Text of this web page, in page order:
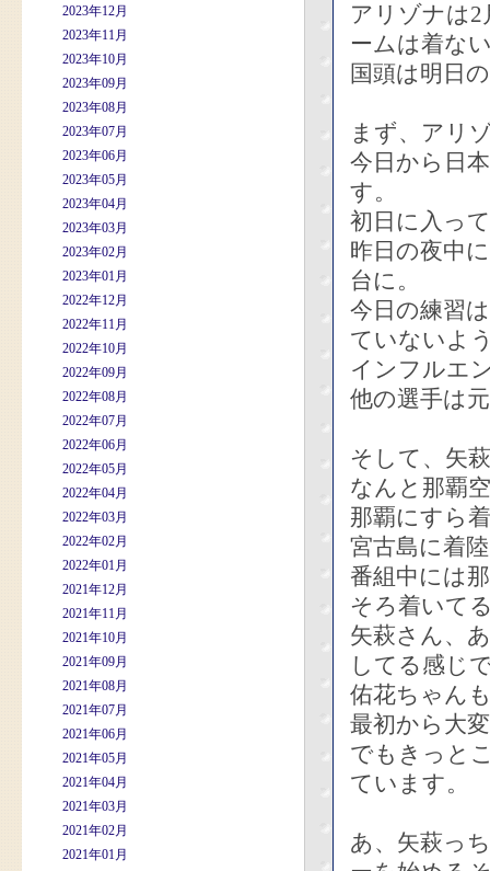
2023年12月
2023年11月
2023年10月
2023年09月
2023年08月
2023年07月
2023年06月
2023年05月
2023年04月
2023年03月
2023年02月
2023年01月
2022年12月
2022年11月
2022年10月
2022年09月
2022年08月
2022年07月
2022年06月
2022年05月
2022年04月
2022年03月
2022年02月
2022年01月
2021年12月
2021年11月
2021年10月
2021年09月
2021年08月
2021年07月
2021年06月
2021年05月
2021年04月
2021年03月
2021年02月
2021年01月
アリゾナは
ームは着な
国頭は明日
まず、アリ
今日から日
す。
初日に入っ
昨日の夜中
台に。
今日の練習
ていないよ
インフルエ
他の選手は
そして、矢
なんと那覇
那覇にすら
宮古島に着
番組中には
そろ着いて
矢萩さん、
してる感じ
佑花ちゃん
最初から大
でもきっと
ています。
あ、矢萩っ